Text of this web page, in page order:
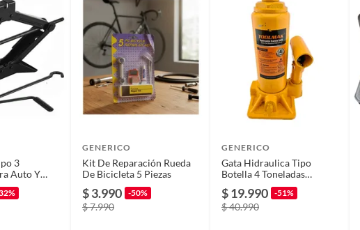
6 meses
3
Auto Y
GENERICO
Kit De Reparación Rueda
De Bicicleta 5 Piezas
$ 3.990 -50%
$ 7.990
GENERICO
Gata Hidraulica Tipo
Botella 4 Toneladas
$ 19.990 -51%
$ 40.990